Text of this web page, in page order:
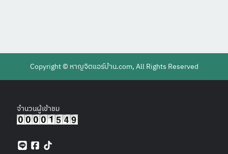
Copyright © หาญจิตแอร์บ้าน.com, All Rights Reserved
จำนวนผู้เข้าชม